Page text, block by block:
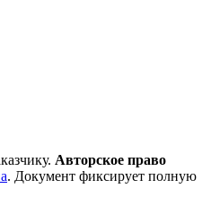
Авторское право
. Документ фиксирует полную